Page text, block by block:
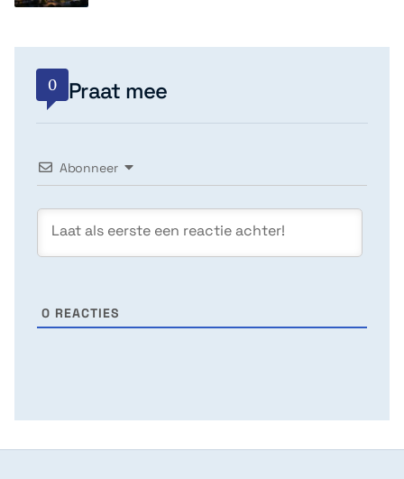
0 Praat mee
Abonneer
0 REACTIES